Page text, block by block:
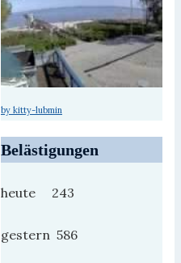
by kitty-lubmin
Belästigungen
heute 243
gestern 586